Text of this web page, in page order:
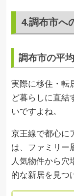
4.調布市へ
調布市の平
実際に移住・転
ど暮らしに直結
いですよね。
京王線で都心に
は、ファミリー
人気物件から穴
的な新居を見つ